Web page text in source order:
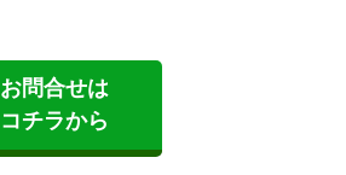
お問合せは
コチラから